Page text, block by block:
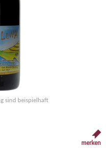
sind beispielhaft
merken